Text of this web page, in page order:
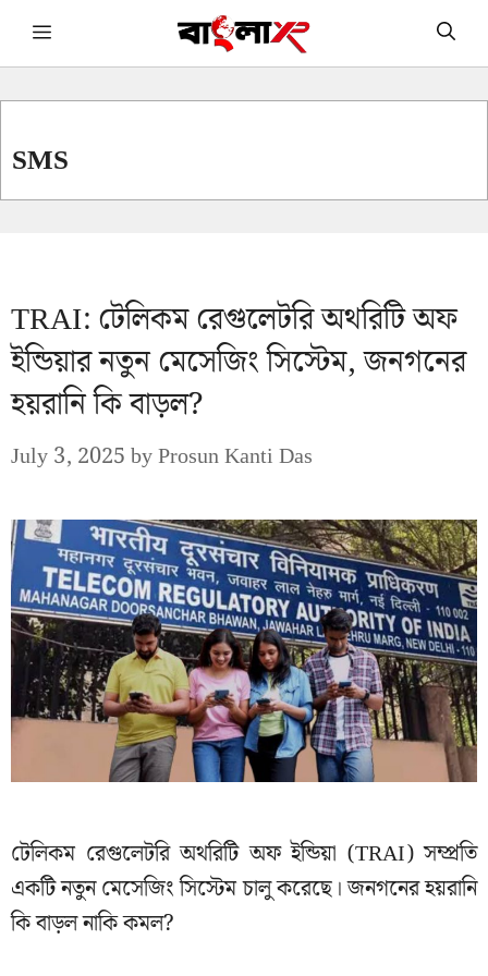
Skip Menu
SMS
TRAI: টেলিকম রেগুলেটরি অথরিটি অফ
ইন্ডিয়ার নতুন মেসেজিং সিস্টেম, জনগনের
হয়রানি কি বাড়ল?
July 3, 2025byProsun Kanti Das
টেলিকম রেগুলেটরি অথরিটি অফ ইন্ডিয়া (TRAI) সম্প্রতি
একটি নতুন মেসেজিং সিস্টেম চালু করেছে। জনগনের হয়রানি
কি বাড়ল নাকি কমল?